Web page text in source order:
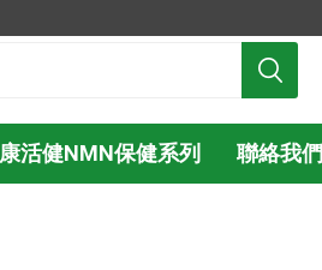
康活健NMN保健系列 聯絡我們